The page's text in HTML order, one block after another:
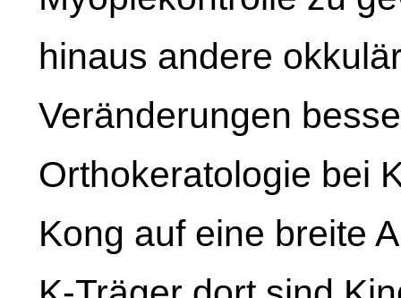
hinaus andere
Veränderungen
Orthokeratologie bei
Kong auf eine breite